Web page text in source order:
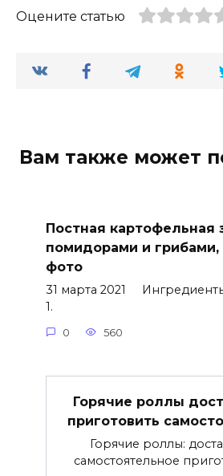
Оцените статью
Вам также может
Постная картофельная
помидорами и грибами,
фото
31 марта 2021
1.
0 560
Горячие роллы
приготовить
Горячие роллы:
самостоятельное